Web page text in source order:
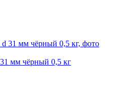
мм чёрный 0,5 кг